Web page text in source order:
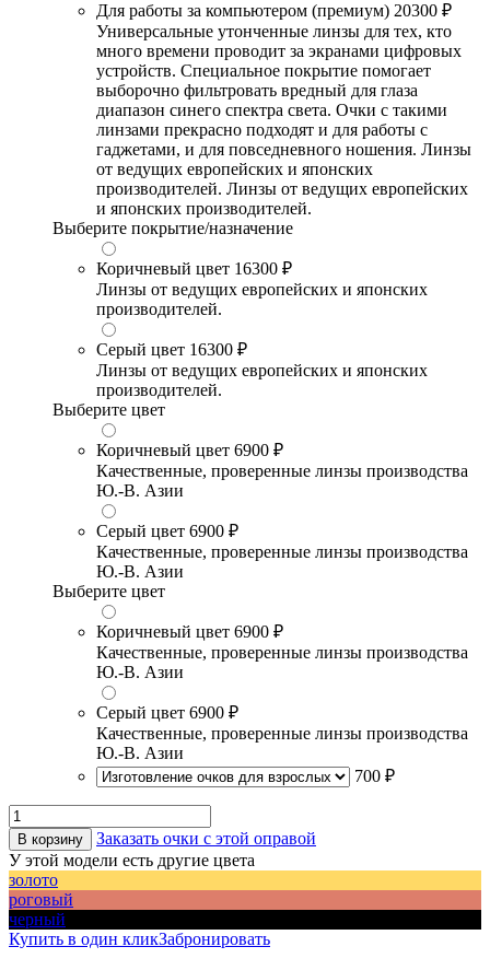
Для работы за компьютером (премиум) 20300 ₽
Универсальные утонченные линзы для тех, кто
много времени проводит за экранами цифровых
устройств. Специальное покрытие помогает
выборочно фильтровать вредный для глаза
диапазон синего спектра света. Очки с такими
линзами прекрасно подходят и для работы с
гаджетами, и для повседневного ношения. Линзы
от ведущих европейских и японских
производителей. Линзы от ведущих европейских
и японских производителей.
Выберите покрытие/назначение
Коричневый цвет 16300 ₽
Линзы от ведущих европейских и японских
производителей.
Серый цвет 16300 ₽
Линзы от ведущих европейских и японских
производителей.
Выберите цвет
Коричневый цвет 6900 ₽
Качественные, проверенные линзы производства
Ю.-В. Азии
Серый цвет 6900 ₽
Качественные, проверенные линзы производства
Ю.-В. Азии
Выберите цвет
Коричневый цвет 6900 ₽
Качественные, проверенные линзы производства
Ю.-В. Азии
Серый цвет 6900 ₽
Качественные, проверенные линзы производства
Ю.-В. Азии
700 ₽
В корзину
Заказать очки с этой оправой
У этой модели есть другие цвета
золото
роговый
черный
Купить в один кликЗабронировать